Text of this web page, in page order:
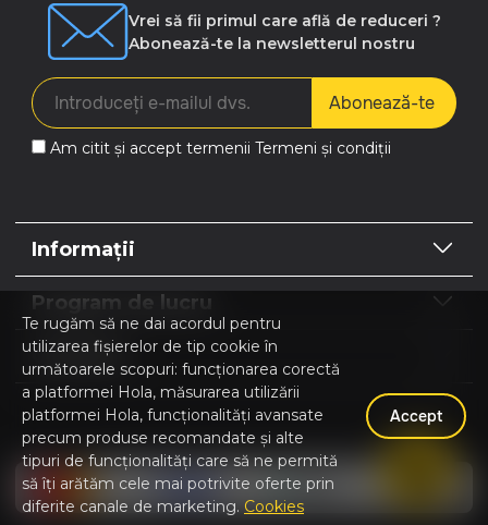
Vrei să fii primul care află de reduceri ?
Abonează-te la newsletterul nostru
Abonează-te
Am citit și accept termenii Termeni și condiții
Informații
Program de lucru
Contacte
Hola | Magazin online Home & Garden © 2026
Te rugăm să ne dai acordul pentru
utilizarea fișierelor de tip cookie în
următoarele scopuri: funcționarea corectă
a platformei Hola, măsurarea utilizării
platformei Hola, funcționalități avansate
precum produse recomandate și alte
tipuri de funcționalități care să ne permită
să îți arătăm cele mai potrivite oferte prin
diferite canale de marketing. Cookies
Accept